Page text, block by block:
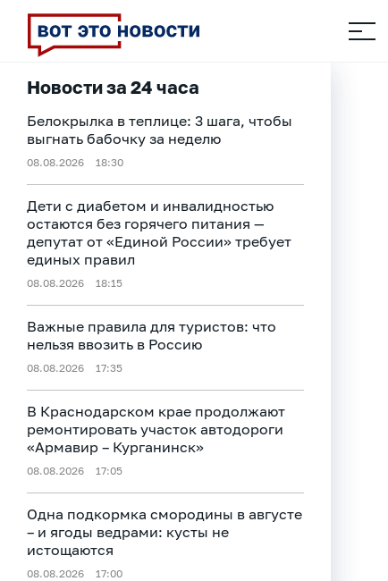
Новости за 24 часа
Белокрылка в теплице: 3 шага, чтобы
выгнать бабочку за неделю
08.08.2026 18:30
Дети с диабетом и инвалидностью
остаются без горячего питания —
депутат от «Единой России» требует
единых правил
08.08.2026 18:15
Важные правила для туристов: что
нельзя ввозить в Россию
08.08.2026 17:35
В Краснодарском крае продолжают
ремонтировать участок автодороги
«Армавир – Курганинск»
08.08.2026 17:05
Одна подкормка смородины в августе
– и ягоды ведрами: кусты не
истощаются
08.08.2026 17:00